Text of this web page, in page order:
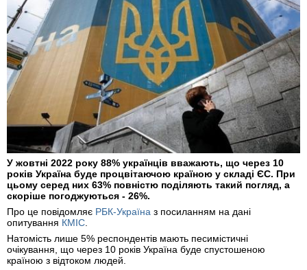
У жовтні 2022 року 88% українців вважають, що через 10
років Україна буде процвітаючою країною у складі ЄС. При
цьому серед них 63% повністю поділяють такий погляд, а
скоріше погоджуються - 26%.
Про це повідомляє РБК-Україна з посиланням на дані
опитування КМІС
Натомість лише 5% респондентів мають песимістичні
очікування, що через 10 років Україна буде спустошеною
країною з відтоком людей.